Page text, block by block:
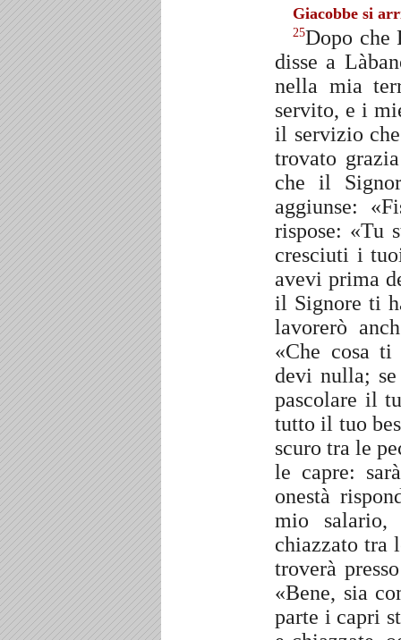
Giacobbe si
25Dopo che
disse a
nella mia
servito, e i
il servizio
trovato
che il
aggiunse:
rispose: «Tu
cresciuti i
avevi prima
il Signore ti
lavorerò
«Che cosa ti
devi nulla;
pascolare il
tutto il tuo
scuro tra le
le capre:
onestà
mio salario,
chiazzato tra
troverà
«Bene, sia
parte i capri